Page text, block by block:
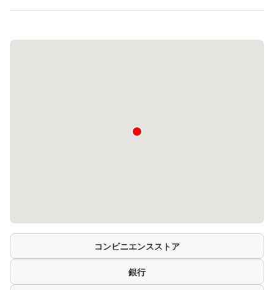
コンビニエンスストア
銀行